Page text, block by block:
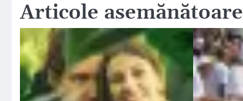
Articole asemănătoare